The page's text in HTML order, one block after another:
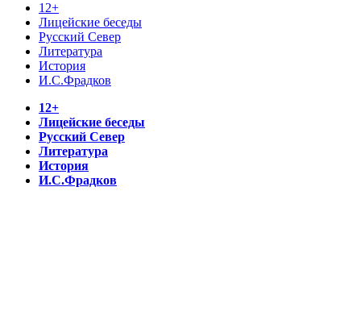
12+
Лицейские беседы
Русский Север
Литература
История
И.С.Фрадков
12+
Лицейские беседы
Русский Север
Литература
История
И.С.Фрадков